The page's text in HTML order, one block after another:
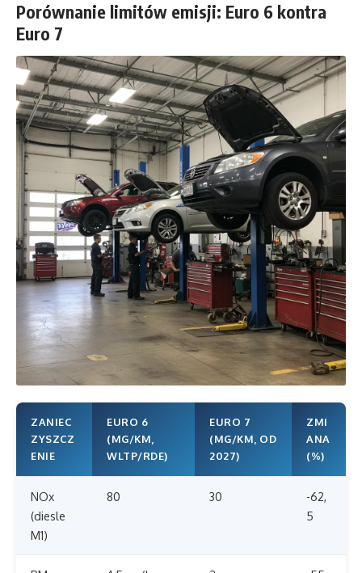
Porównanie limitów emisji: Euro 6 kontra
Euro 7
ZANIEC
ZYSZCZ
ENIE
EURO 6
(MG/KM,
WLTP/RDE)
EURO 7
(MG/KM, OD
2027)
ZMI
ANA
(%)
NOx
(diesle
M1)
80 30
-62,
5